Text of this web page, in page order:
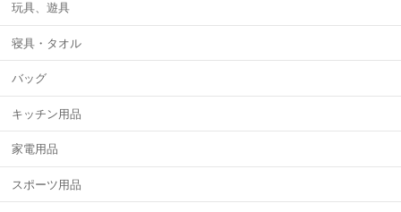
玩具、遊具
寝具・タオル
バッグ
キッチン用品
家電用品
スポーツ用品